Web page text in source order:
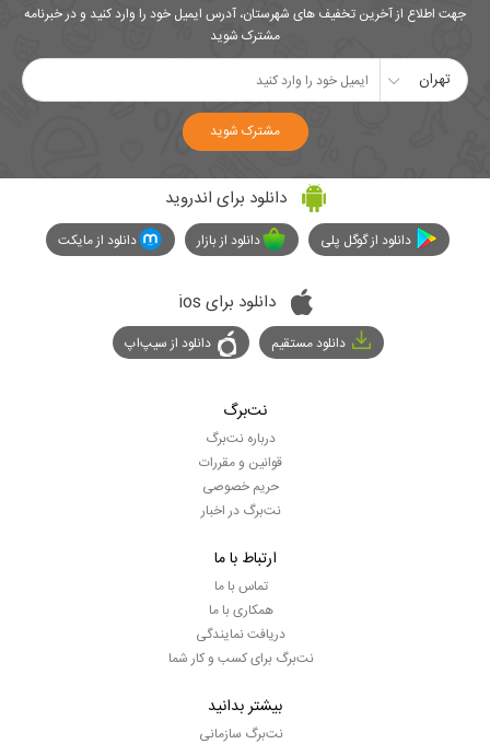
جهت اطلاع از آخرین تخفیف های شهرستان، آدرس ایمیل خود را وارد کنید و در خبرنامه
مشترک شوید
تهران
مشترک شوید
دانلود برای اندروید
دانلود از گوگل پلی دانلود از بازار دانلود از مایکت
دانلود برای ios
دانلود مستقیم دانلود از سیپ‌اپ
نت‌برگ
درباره نت‌برگ
قوانین و مقررات
حریم خصوصی
نت‌برگ در اخبار
ارتباط با ما
تماس با ما
همکاری با ما
دریافت نمایندگی
نت‌برگ برای کسب و کار شما
بیشتر بدانید
نت‌برگ سازمانی